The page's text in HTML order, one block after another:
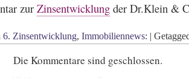
zur Zinsentwicklung der Dr.Klein &
6. Zinsentwicklung, Immobiliennews: |
Die Kommentare sind geschlossen.